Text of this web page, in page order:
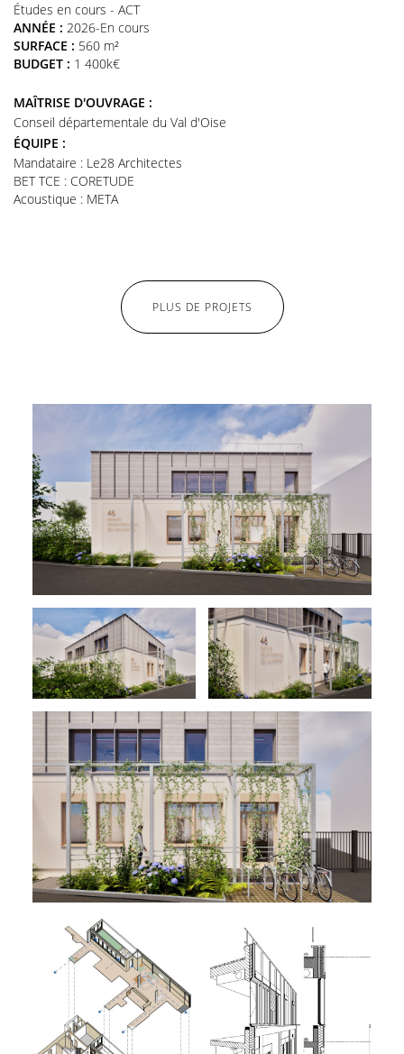
Études en cours - ACT
ANNÉE : 2026-En cours
SURFACE : 560 m²
BUDGET : 1 400k€
MAÎTRISE D'OUVRAGE :
Conseil départementale du Val d'Oise
ÉQUIPE :
Mandataire : Le28 Architectes
BET TCE : CORETUDE
Acoustique : META
PLUS DE PROJETS